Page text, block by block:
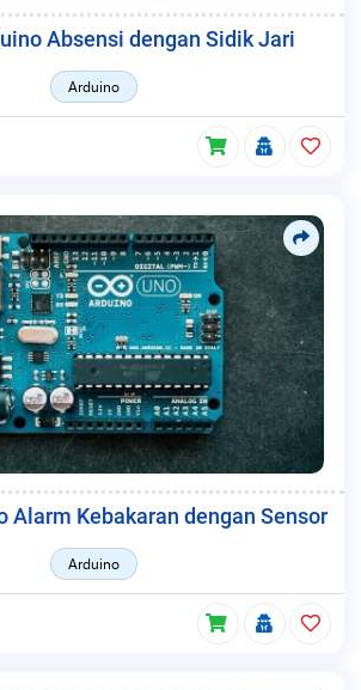
Absensi dengan Sidik Jari
Arduino
Alarm Kebakaran dengan Sensor
Arduino